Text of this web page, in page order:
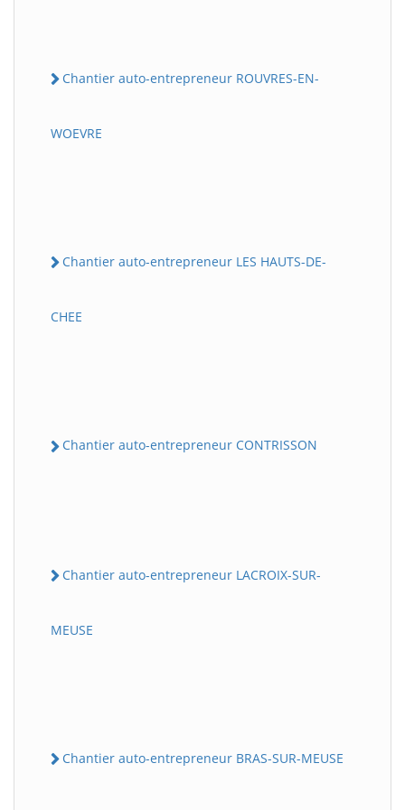
Chantier auto-entrepreneur ROUVRES-EN-
WOEVRE
Chantier auto-entrepreneur LES HAUTS-DE-
CHEE
Chantier auto-entrepreneur CONTRISSON
Chantier auto-entrepreneur LACROIX-SUR-
MEUSE
Chantier auto-entrepreneur BRAS-SUR-MEUSE